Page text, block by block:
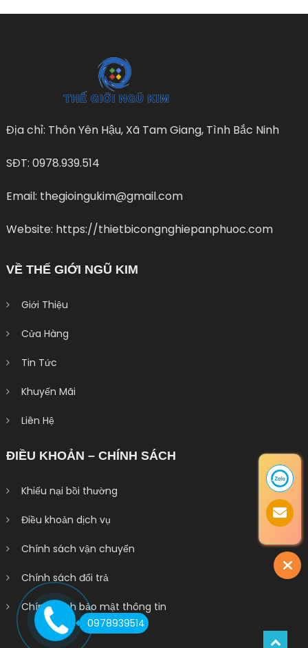
Địa chỉ: Thôn Yên Hậu, Xã Tam Giang, Tình Bắc Ninh
SĐT: 0978.939.514
Email: thegioingukim@gmail.com
Website: https://thietbicongnghiepanphuoc.com
VỀ THẾ GIỚI NGŨ KIM
Giới Thiệu
Cửa Hàng
Tin Tức
Khuyến Mãi
Liên Hệ
ĐIỀU KHOẢN – CHÍNH SÁCH
Khiếu nại bồi thường
Điều khoản dịch vụ
Chính sách vận chuyển
Chính sách đổi trả
Chính sách bảo mật thông tin
0978939514